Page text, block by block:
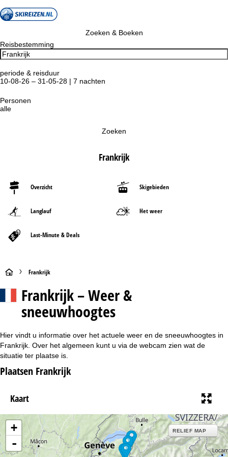
Zoeken & Boeken
Reisbestemming
periode & reisduur
10-08-26 – 31-05-28 | 7 nachten
Personen
alle
Zoeken
Frankrijk
Overzicht Skigebieden
Langlauf Het weer
Last-Minute & Deals
S
r
t
p
a
g
Frankrijk
Frankrijk – Weer &
sneeuwhoogtes
Hier vindt u informatie over het actuele weer en de sneeuwhoogtes in
Frankrijk. Over het algemeen kunt u via de webcam zien wat de
situatie ter plaatse is.
Plaatsen Frankrijk
Kaart
+
-
RELIEF MAP